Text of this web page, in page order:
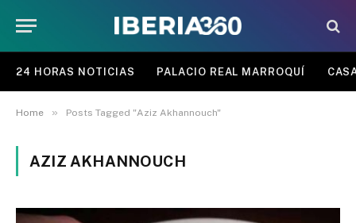
24 HORAS NOTICIAS PALACIO REAL MARROQUÍ
Home » Posts Tagged "Aziz Akhannouch"
AZIZ AKHANNOUCH